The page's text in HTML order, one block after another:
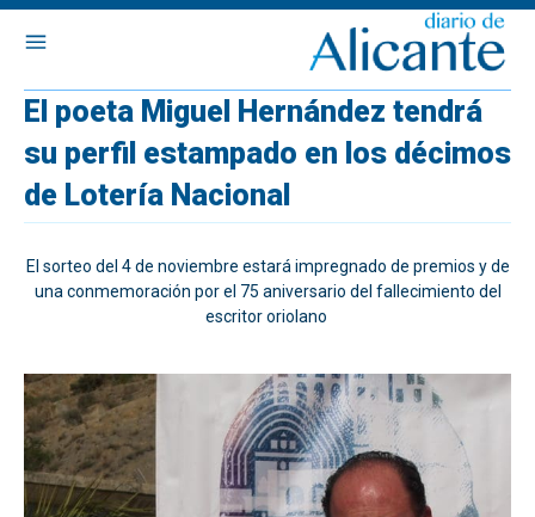
El poeta Miguel Hernández tendrá
su perfil estampado en los décimos
de Lotería Nacional
El sorteo del 4 de noviembre estará impregnado de premios y de
una conmemoración por el 75 aniversario del fallecimiento del
escritor oriolano